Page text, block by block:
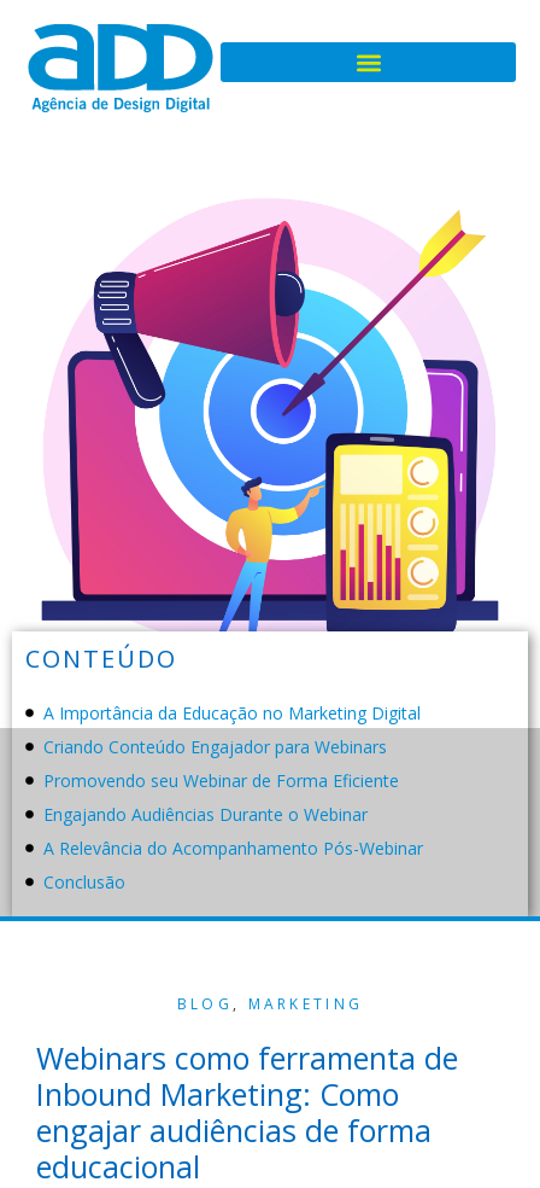
CONTEÚDO
A Importância da Educação no Marketing Digital
Criando Conteúdo Engajador para Webinars
Promovendo seu Webinar de Forma Eficiente
Engajando Audiências Durante o Webinar
A Relevância do Acompanhamento Pós-Webinar
Conclusão
BLOG , MARKETING
Webinars como ferramenta de
Inbound Marketing: Como
engajar audiências de forma
educacional